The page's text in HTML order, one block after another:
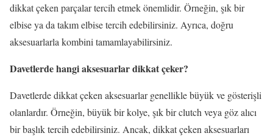
dikkat çeken parçalar tercih etmek önemlidir. Örneğin, şık bir
elbise ya da takım elbise tercih edebilirsiniz. Ayrıca, doğru
aksesuarlarla kombini tamamlayabilirsiniz.
Davetlerde hangi aksesuarlar dikkat çeker?
Davetlerde dikkat çeken aksesuarlar genellikle büyük ve gösterişli
olanlardır. Örneğin, büyük bir kolye, şık bir clutch veya göz alıcı
bir başlık tercih edebilirsiniz. Ancak, dikkat çeken aksesuarları